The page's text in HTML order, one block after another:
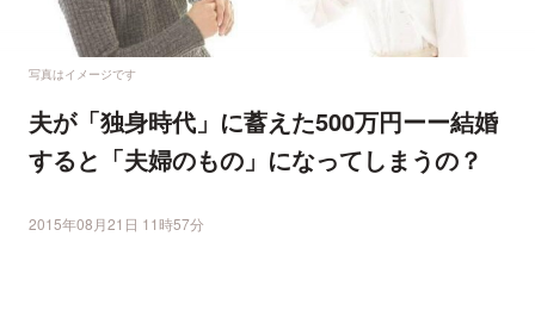
写真はイメージです
夫が「独身時代」に蓄えた500万円ーー結婚
すると「夫婦のもの」になってしまうの？
2015年08月21日 11時57分